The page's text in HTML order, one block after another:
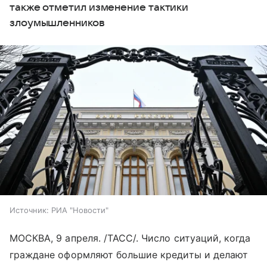
также отметил изменение тактики
злоумышленников
Источник: РИА "Новости"
МОСКВА, 9 апреля. /ТАСС/. Число ситуаций, когда
граждане оформляют большие кредиты и делают